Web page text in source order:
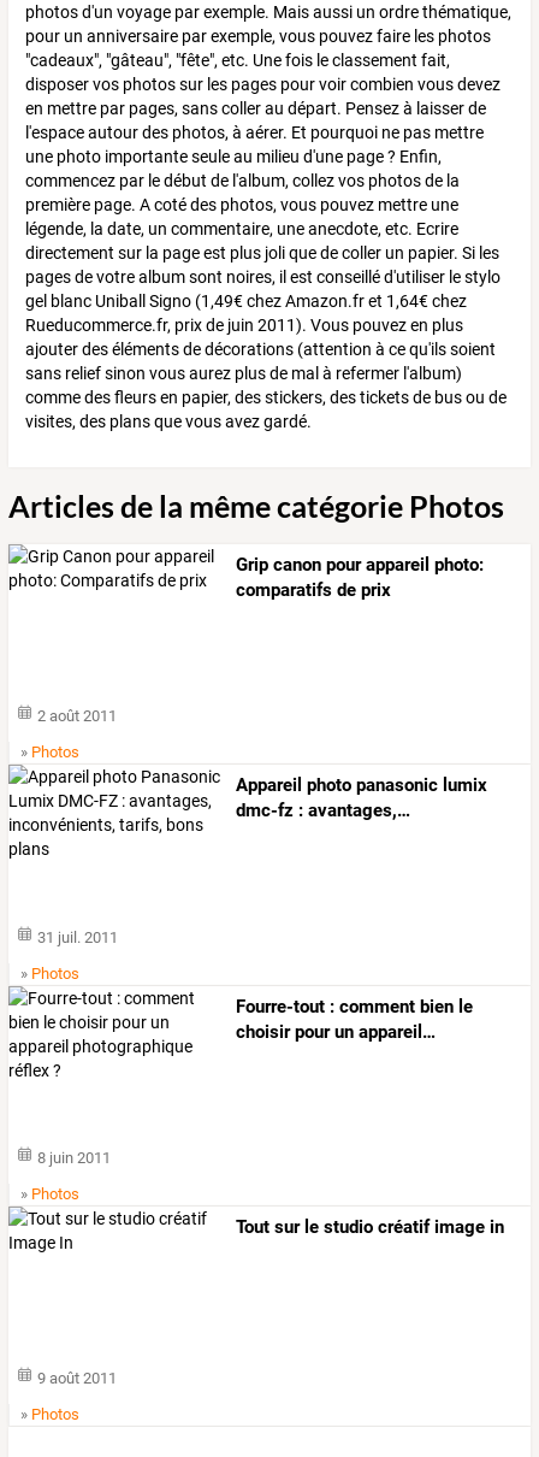
photos d'un voyage par exemple. Mais aussi un ordre thématique,
pour un anniversaire par exemple, vous pouvez faire les photos
"cadeaux", "gâteau", "fête", etc. Une fois le classement fait,
disposer vos photos sur les pages pour voir combien vous devez
en mettre par pages, sans coller au départ. Pensez à laisser de
l'espace autour des photos, à aérer. Et pourquoi ne pas mettre
une photo importante seule au milieu d'une page ? Enfin,
commencez par le début de l'album, collez vos photos de la
première page. A coté des photos, vous pouvez mettre une
légende, la date, un commentaire, une anecdote, etc. Ecrire
directement sur la page est plus joli que de coller un papier. Si les
pages de votre album sont noires, il est conseillé d'utiliser le stylo
gel blanc Uniball Signo (1,49€ chez Amazon.fr et 1,64€ chez
Rueducommerce.fr, prix de juin 2011). Vous pouvez en plus
ajouter des éléments de décorations (attention à ce qu'ils soient
sans relief sinon vous aurez plus de mal à refermer l'album)
comme des fleurs en papier, des stickers, des tickets de bus ou de
visites, des plans que vous avez gardé.
Articles de la même catégorie Photos
Grip canon pour appareil photo:
comparatifs de prix
2 août 2011
» Photos
Appareil photo panasonic lumix
dmc-fz : avantages,…
31 juil. 2011
» Photos
Fourre-tout : comment bien le
choisirpourun appareil …
8 juin 2011
» Photos
Tout sur le studio créatif image in
9 août 2011
» Photos